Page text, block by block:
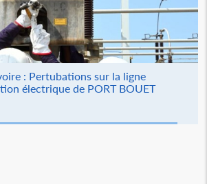
: Pertubations sur la ligne
électrique de PORT BOUET